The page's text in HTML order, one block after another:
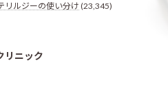
リルジーの使い分け (23,345)
リニック